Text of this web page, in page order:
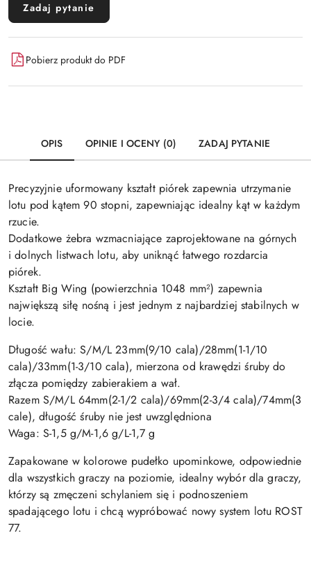
Zadaj pytanie
Pobierz produkt do PDF
OPIS OPINIE I OCENY (0) ZADAJ PYTANIE
Precyzyjnie uformowany kształt piórek zapewnia utrzymanie
lotu pod kątem 90 stopni, zapewniając idealny kąt w każdym
rzucie.
Dodatkowe żebra wzmacniające zaprojektowane na górnych
i dolnych listwach lotu, aby uniknąć łatwego rozdarcia
piórek.
Kształt Big Wing (powierzchnia 1048 mm²) zapewnia
największą siłę nośną i jest jednym z najbardziej stabilnych w
locie.
Długość wału: S/M/L 23mm(9/10 cala)/28mm(1-1/10
cala)/33mm(1-3/10 cala), mierzona od krawędzi śruby do
złącza pomiędzy zabierakiem a wał.
Razem S/M/L 64mm(2-1/2 cala)/69mm(2-3/4 cala)/74mm(3
cale), długość śruby nie jest uwzględniona
Waga: S-1,5 g/M-1,6 g/L-1,7 g
Zapakowane w kolorowe pudełko upominkowe, odpowiednie
dla wszystkich graczy na poziomie, idealny wybór dla graczy,
którzy są zmęczeni schylaniem się i podnoszeniem
spadającego lotu i chcą wypróbować nowy system lotu ROST
77.